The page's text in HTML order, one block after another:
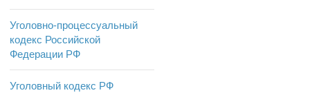
Уголовно-процессуальный
кодекс Российской
Федерации РФ
Уголовный кодекс РФ